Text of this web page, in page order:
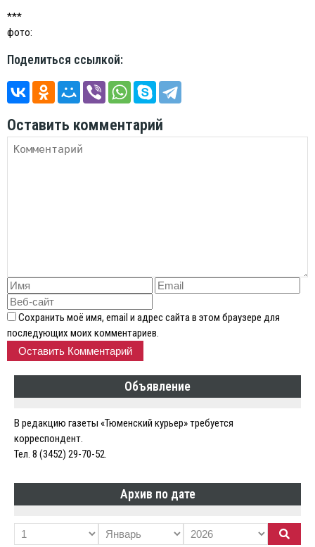
***
фото:
Поделиться ссылкой:
Оставить комментарий
Сохранить моё имя, email и адрес сайта в этом браузере для
последующих моих комментариев.
Объявление
В редакцию газеты «Тюменский курьер» требуется
корреспондент.
Тел. 8 (3452) 29-70-52.
Архив по дате